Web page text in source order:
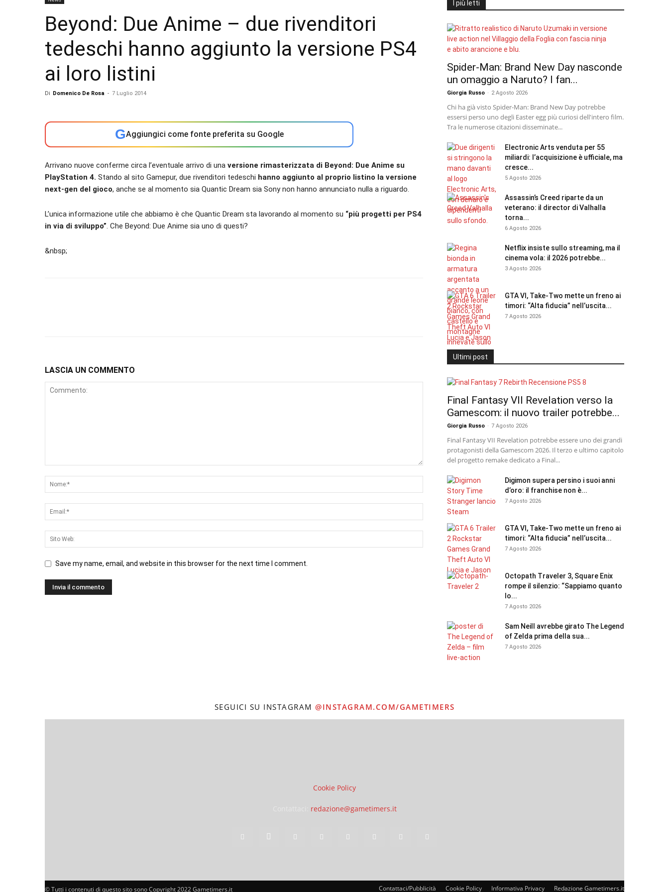
Beyond: Due Anime – due rivenditori
tedeschi hanno aggiunto la versione PS4
ai loro listini
Di Domenico De Rosa - 7 Luglio 2014
GAggiungici come fonte preferita su Google
Arrivano nuove conferme circa l’eventuale arrivo di una versione rimasterizzata di Beyond: Due Anime su
PlayStation 4. Stando al sito Gamepur, due rivenditori tedeschi hanno aggiunto al proprio listino la versione
next-gen del gioco, anche se al momento sia Quantic Dream sia Sony non hanno annunciato nulla a riguardo.
L’unica informazione utile che abbiamo è che Quantic Dream sta lavorando al momento su “più progetti per PS4
in via di sviluppo”. Che Beyond: Due Anime sia uno di questi?
&nbsp;
LASCIA UN COMMENTO
Save my name, email, and website in this browser for the next time I comment.
I più letti
Spider-Man: Brand New Day nasconde
un omaggio a Naruto? I fan...
Giorgia Russo - 2 Agosto 2026
Chi ha già visto Spider-Man: Brand New Day potrebbe
essersi perso uno degli Easter egg più curiosi dell'intero film.
Tra le numerose citazioni disseminate...
Electronic Arts venduta per 55
miliardi: l’acquisizione è ufficiale, ma
cresce...
5 Agosto 2026
Assassin’s Creed riparte da un
veterano: il director di Valhalla
torna...
6 Agosto 2026
Netflix insiste sullo streaming, ma il
cinema vola: il 2026 potrebbe...
3 Agosto 2026
GTA VI, Take-Two mette un freno ai
timori: “Alta fiducia” nell’uscita...
7 Agosto 2026
Ultimi post
Final Fantasy VII Revelation verso la
Gamescom: il nuovo trailer potrebbe...
Giorgia Russo - 7 Agosto 2026
Final Fantasy VII Revelation potrebbe essere uno dei grandi
protagonisti della Gamescom 2026. Il terzo e ultimo capitolo
del progetto remake dedicato a Final...
Digimon supera persino i suoi anni
d’oro: il franchise non è...
7 Agosto 2026
GTA VI, Take-Two mette un freno ai
timori: “Alta fiducia” nell’uscita...
7 Agosto 2026
Octopath Traveler 3, Square Enix
rompe il silenzio: “Sappiamo quanto
lo...
7 Agosto 2026
Sam Neill avrebbe girato The Legend
of Zelda prima della sua...
7 Agosto 2026
SEGUICI SU INSTAGRAM @INSTAGRAM.COM/GAMETIMERS
Cookie Policy
redazione@gametimers.it
Contattaci/Pubblicità Cookie Policy Informativa Privacy Redazione Gametimers.it
© Tutti i contenuti di questo sito sono Copyright 2022 Gametimers.it